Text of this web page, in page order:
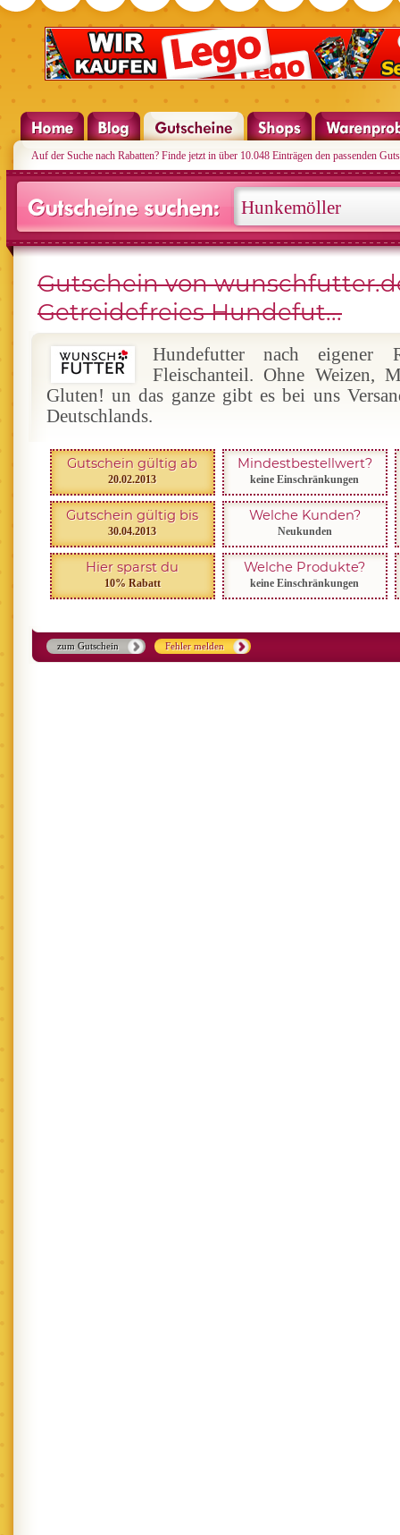
Auf der Suche nach Rabatten? Finde jetzt in über 10.048 Einträgen den passenden
Gutschein von
Getreidefreies Hundefut...
Hundefutter nach eigener
Fleischanteil. Ohne Weizen,
Gluten! un das ganze gibt es bei uns
Deutschlands.
Gutschein gültig ab
20.02.2013
Mindestbestellwert?
keine Einschränkungen
Gutschein gültig bis
30.04.2013
Welche Kunden?
Neukunden
Hier sparst du
10% Rabatt
Welche Produkte?
keine Einschränkungen
zum Gutschein Fehler melden